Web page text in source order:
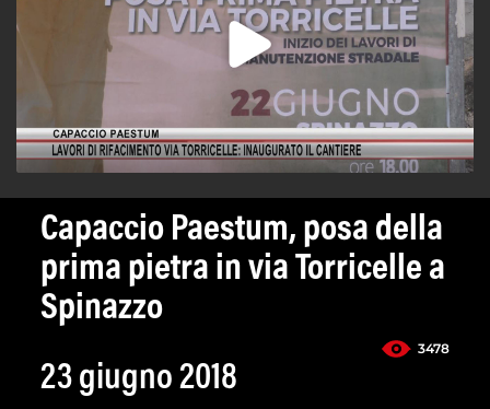
Capaccio Paestum, posa della
prima pietra in via Torricelle a
Spinazzo
3478
23 giugno 2018